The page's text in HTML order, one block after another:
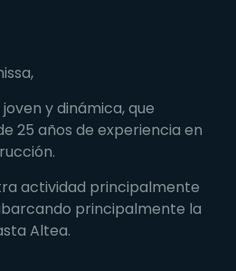
y dinámica, que
25 años de experiencia en
actividad principalmente
principalmente la
Altea.